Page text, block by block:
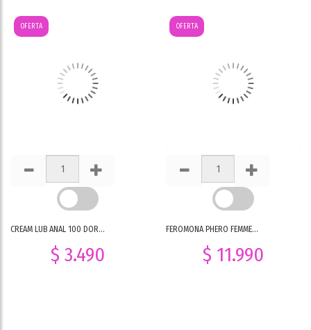
OFERTA
CREAM LUB ANAL 100 DOR...
$ 3.490
OFERTA
FEROMONA PHERO FEMME...
$ 11.990